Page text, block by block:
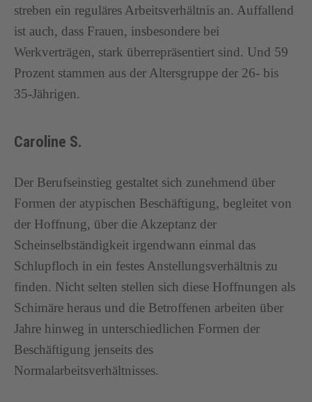
streben ein reguläres Arbeitsverhältnis an. Auffallend
ist auch, dass Frauen, insbesondere bei
Werkverträgen, stark überrepräsentiert sind. Und 59
Prozent stammen aus der Altersgruppe der 26- bis
35-Jährigen.
Caroline S.
Der Berufseinstieg gestaltet sich zunehmend über
Formen der atypischen Beschäftigung, begleitet von
der Hoffnung, über die Akzeptanz der
Scheinselbständigkeit irgendwann einmal das
Schlupfloch in ein festes Anstellungsverhältnis zu
finden. Nicht selten stellen sich diese Hoffnungen als
Schimäre heraus und die Betroffenen arbeiten über
Jahre hinweg in unterschiedlichen Formen der
Beschäftigung jenseits des
Normalarbeitsverhältnisses.